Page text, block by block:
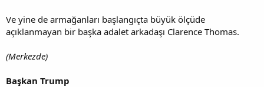
Ve yine de armağanları başlangıçta büyük ölçüde
açıklanmayan bir başka adalet arkadaşı Clarence Thomas.
(Merkezde)
Başkan Trump